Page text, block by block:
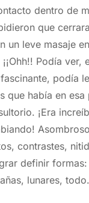
dentro de
que
un leve masaje
Podía ver,
podía
que había en esa
¡Era
contrastes,
definir formas:
lunares, todo.